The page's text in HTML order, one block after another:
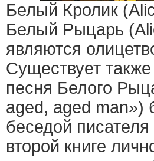
Белый Кролик
Белый Рыцарь
являются
Существует
песня Белого
aged, aged
беседой
второй книге